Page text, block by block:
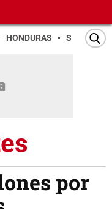
HONDURAS SAN PEDRO
por